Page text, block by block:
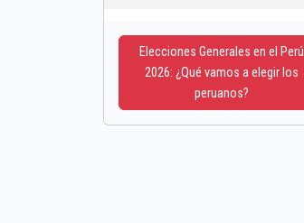
Elecciones Generales en el Perú
2026: ¿Qué vamos a elegir los
peruanos?